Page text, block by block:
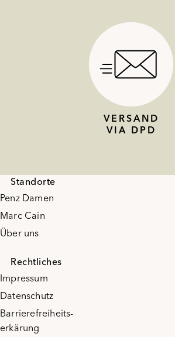
VERSAND
VIA DPD
Standorte
Penz Damen
Marc Cain
Über uns
Rechtliches
Impressum
Datenschutz
Barrierefreiheits-
erkärung